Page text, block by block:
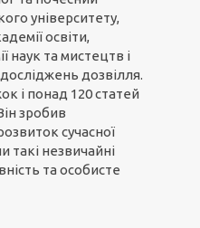
університету,
освіти,
наук та мистецтв і
дозвілля.
і понад 120 статей
зробив
сучасної
такі незвичайні
та особисте